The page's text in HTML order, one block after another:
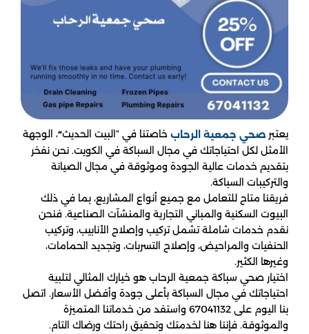
يعتبر صحي جمعية الرحاب خاصتنا في “البيت الحديث“، الوجهة
الأمثل لكل احتياجاتك في مجال السباكة في الكويت. نحن نفخر
بتقديم خدمات عالية الجودة وموثوقة في مجال الصيانة
والتركيبات السباكة.
فريقنا متاح للتعامل مع جميع أنواع المشاريع، بما في ذلك
البيوت السكنية والمباني التجارية والمنشآت الصناعية. فنحن
نقدم خدمات شاملة تشمل تركيب وإصلاح الأنابيب، وتركيب
الحنفيات والمراحيض، وإصلاح التسربات، وتجديد الحمامات،
وغيرها الكثير.
اختيار صحي سباكة جمعية الرحاب هو خيارك المثالي لتلبية
احتياجاتك في مجال السباكة بأعلى جودة وأفضل الأسعار. اتصل
بنا اليوم على 67041132 واستفد من خدماتنا المتميزة
والموثوقة. فإننا هنا لخدمتك وتحقيق راحتك ورضاك التام.